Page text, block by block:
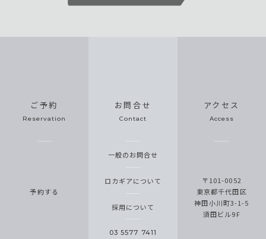
ご予約
Reservation
予約する
お問合せ
Contact
一般のお問合せ
ロカギアについて
採用について
03 5577 7411
アクセス
Access
〒101-0052
東京都千代田区
神田小川町3-1-5
須田ビル9F